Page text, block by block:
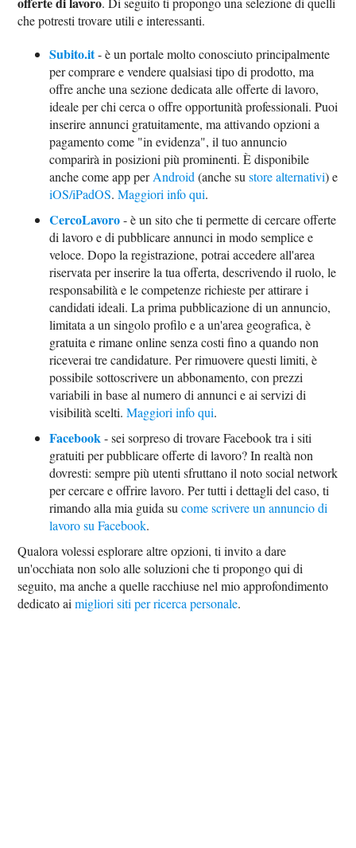
che potresti trovare utili e interessanti.
Subito.it- è un portale molto conosciuto principalmente
per comprare e vendere qualsiasi tipo di prodotto, ma
offre anche una sezione dedicata alle offerte di lavoro,
ideale per chi cerca o offre opportunità professionali. Puoi
inserire annunci gratuitamente, ma attivando opzioni a
pagamento come "in evidenza", il tuo annuncio
comparirà in posizioni più prominenti. È disponibile
anche come app perAndroid (anche sustore alternativi) e
iOS/iPadOS.Maggiori info qui.
CercoLavoro- è un sito che ti permette di cercare offerte
di lavoro e di pubblicare annunci in modo semplice e
veloce. Dopo la registrazione, potrai accedere all'area
riservata per inserire la tua offerta, descrivendo il ruolo, le
responsabilità e le competenze richieste per attirare i
candidati ideali. La prima pubblicazione di un annuncio,
limitata a un singolo profilo e a un'area geografica, è
gratuita e rimane online senza costi fino a quando non
riceverai tre candidature. Per rimuovere questi limiti, è
possibile sottoscrivere un abbonamento, con prezzi
variabili in base al numero di annunci e ai servizi di
visibilità scelti.Maggiori info qui.
Facebook- sei sorpreso di trovare Facebook tra i siti
gratuiti per pubblicare offerte di lavoro? In realtà non
dovresti: sempre più utenti sfruttano il noto social network
per cercare e offrire lavoro. Per tutti i dettagli del caso, ti
rimando alla mia guida sucome scrivere un annuncio di
lavoro su Facebook.
Qualora volessi esplorare altre opzioni, ti invito a dare
un'occhiata non solo alle soluzioni che ti propongo qui di
seguito, ma anche a quelle racchiuse nel mio approfondimento
dedicato aimigliori siti per ricerca personale.